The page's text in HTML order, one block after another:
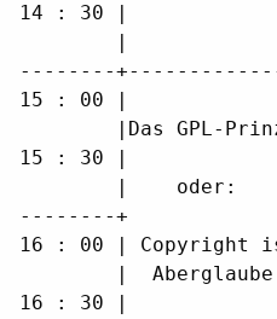
14 : 30 |
|
--------
15 : 00 |
|Das GPL-
15 : 30 |
|    oder:
--------+
16 : 00 |
|
16 : 30 |